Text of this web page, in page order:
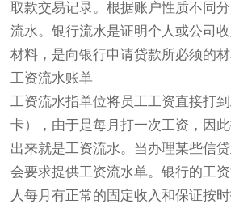
取款交易记录。根据账户性质不同
流水。银行流水是证明个人或公司
材料，是向银行申请贷款所必须的材
工资流水账单
工资流水指单位将员工工资直接打
卡），由于是每月打一次工资，因
出来就是工资流水。当办理某些信
会要求提供工资流水单。银行的工
人每月有正常的固定收入和保证按